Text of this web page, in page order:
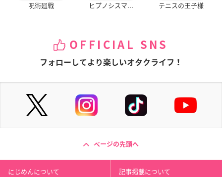
呪術廻戦 ヒプノシスマ... テニスの王子様
OFFICIAL SNS
フォローしてより楽しいオタクライフ！
ページの先頭へ
にじめんについて 記事掲載について